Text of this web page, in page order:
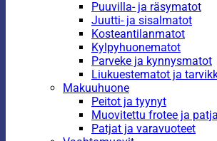
Puuvilla- ja räsymatot
Juutti- ja sisalmatot
Kosteantilanmatot
Kylpyhuonematot
Parveke ja kynnysmatot
Liukuestematot ja
Makuuhuone
Peitot ja tyynyt
Muovitettu frotee ja
Patjat ja varavuoteet